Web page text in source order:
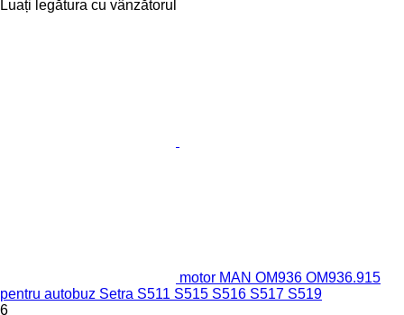
Luați legătura cu vânzătorul
motor MAN OM936 OM936.915
pentru autobuz Setra S511 S515 S516 S517 S519
6